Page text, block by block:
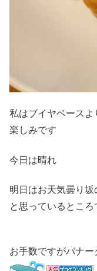
私はブイヤベース
楽しみです
今日は晴れ
明日はお天気曇り
と思っているところ
お手数ですがバナ